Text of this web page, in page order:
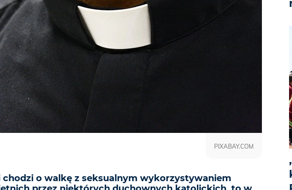
chodzi o walkę z seksualnym wykorzystywaniem
PIXABAY.COM